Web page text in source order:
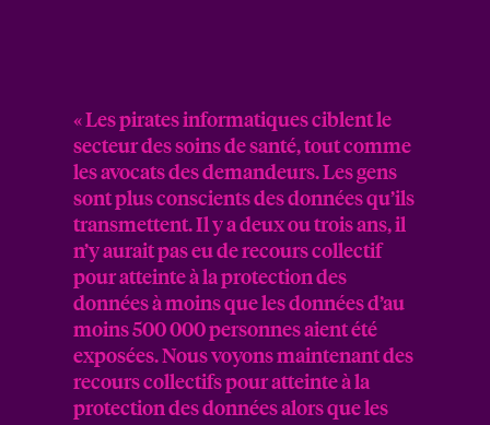
« Les pirates informatiques ciblent le
secteur des soins de santé, tout comme
les avocats des demandeurs. Les gens
sont plus conscients des données qu’ils
transmettent. Il y a deux ou trois ans, il
n’y aurait pas eu de recours collectif
pour atteinte à la protection des
données à moins que les données d’au
moins 500 000 personnes aient été
exposées. Nous voyons maintenant des
recours collectifs pour atteinte à la
protection des données alors que les